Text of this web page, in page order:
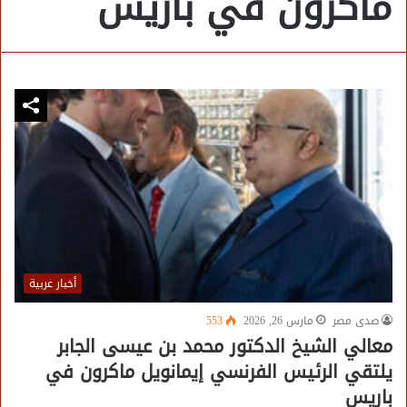
أخبار عربية
صدى مصر
مارس 26, 2026 553
معالي الشيخ الدكتور محمد بن عيسى الجابر
يلتقي الرئيس الفرنسي إيمانويل ماكرون في
باريس